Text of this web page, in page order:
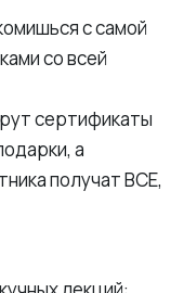
с самой
со всей
сертификаты
а
получат ВСЕ,